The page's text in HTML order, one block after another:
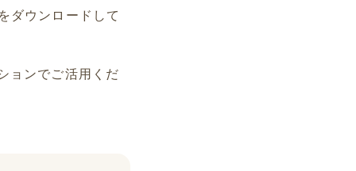
ダウンロードして
ョンでご活用くだ